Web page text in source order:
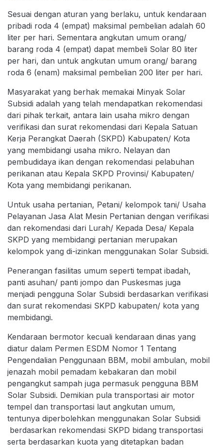
Sesuai dengan aturan yang berlaku, untuk kendaraan
pribadi roda 4 (empat) maksimal pembelian adalah 60
liter per hari. Sementara angkutan umum orang/
barang roda 4 (empat) dapat membeli Solar 80 liter
per hari, dan untuk angkutan umum orang/ barang
roda 6 (enam) maksimal pembelian 200 liter per hari.
Masyarakat yang berhak memakai Minyak Solar
Subsidi adalah yang telah mendapatkan rekomendasi
dari pihak terkait, antara lain usaha mikro dengan
verifikasi dan surat rekomendasi dari Kepala Satuan
Kerja Perangkat Daerah (SKPD) Kabupaten/ Kota
yang membidangi usaha mikro. Nelayan dan
pembudidaya ikan dengan rekomendasi pelabuhan
perikanan atau Kepala SKPD Provinsi/ Kabupaten/
Kota yang membidangi perikanan.
Untuk usaha pertanian, Petani/ kelompok tani/ Usaha
Pelayanan Jasa Alat Mesin Pertanian dengan verifikasi
dan rekomendasi dari Lurah/ Kepada Desa/ Kepala
SKPD yang membidangi pertanian merupakan
kelompok yang di-izinkan menggunakan Solar Subsidi.
Penerangan fasilitas umum seperti tempat ibadah,
panti asuhan/ panti jompo dan Puskesmas juga
menjadi pengguna Solar Subsidi berdasarkan verifikasi
dan surat rekomendasi SKPD kabupaten/ kota yang
membidangi.
Kendaraan bermotor kecuali kendaraan dinas yang
diatur dalam Permen ESDM Nomor 1 Tentang
Pengendalian Penggunaan BBM, mobil ambulan, mobil
jenazah mobil pemadam kebakaran dan mobil
pengangkut sampah juga permasuk pengguna BBM
Solar Subsidi. Demikian pula transportasi air motor
tempel dan transportasi laut angkutan umum,
tentunya diperbolehkan menggunakan Solar Subsidi
berdasarkan rekomendasi SKPD bidang transportasi
serta berdasarkan kuota yang ditetapkan badan